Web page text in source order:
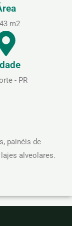
m2
- PR
painéis de
alveolares.